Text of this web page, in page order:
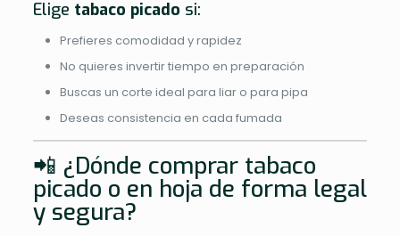
Elige tabaco picado si:
Prefieres comodidad y rapidez
No quieres invertir tiempo en preparación
Buscas un corte ideal para liar o para pipa
Deseas consistencia en cada fumada
📲 ¿Dónde comprar tabaco
picado o en hoja de forma legal
y segura?